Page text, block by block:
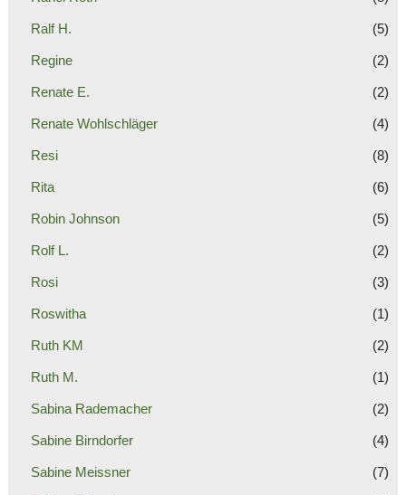
Ralf H. (5)
Regine (2)
Renate E. (2)
Renate Wohlschläger (4)
Resi (8)
Rita (6)
Robin Johnson (5)
Rolf L. (2)
Rosi (3)
Roswitha (1)
Ruth KM (2)
Ruth M. (1)
Sabina Rademacher (2)
Sabine Birndorfer (4)
Sabine Meissner (7)